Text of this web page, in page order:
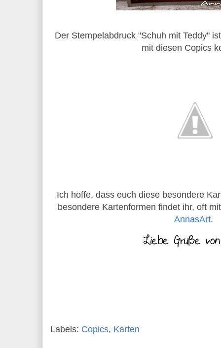
Der Stempelabdruck "Schuh mit Teddy"
mit diesen Copics
Ich hoffe, dass euch diese besondere
besondere Kartenformen findet ihr, oft
AnnasArt.
Labels: Copics, Karten